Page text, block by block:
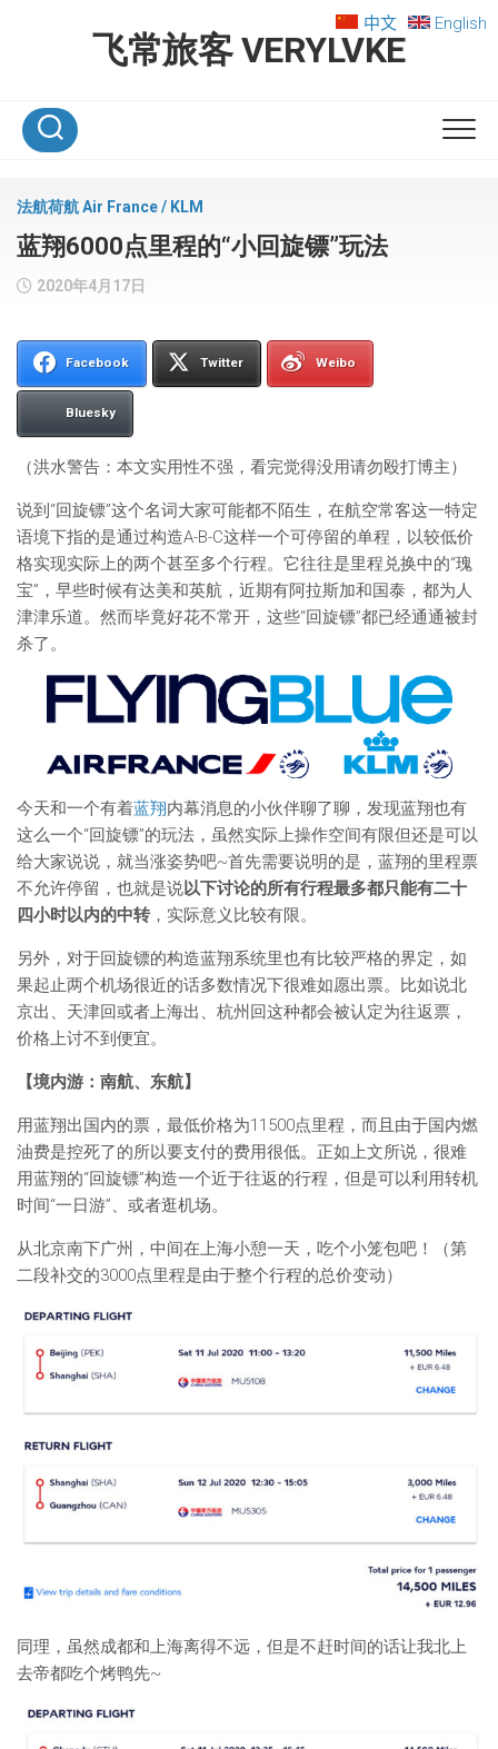
飞常旅客 VERYLVKE
中文 English
法航荷航 Air France / KLM
蓝翔6000点里程的“小回旋镖”玩法
2020年4月17日
Facebook Twitter Weibo
Bluesky
（洪水警告：本文实用性不强，看完觉得没用请勿殴打博主）
说到“回旋镖”这个名词大家可能都不陌生，在航空常客这一特定
语境下指的是通过构造A-B-C这样一个可停留的单程，以较低价
格实现实际上的两个甚至多个行程。它往往是里程兑换中的“瑰
宝”，早些时候有达美和英航，近期有阿拉斯加和国泰，都为人
津津乐道。然而毕竟好花不常开，这些“回旋镖”都已经通通被封
杀了。
今天和一个有着蓝翔内幕消息的小伙伴聊了聊，发现蓝翔也有
这么一个“回旋镖”的玩法，虽然实际上操作空间有限但还是可以
给大家说说，就当涨姿势吧~首先需要说明的是，蓝翔的里程票
不允许停留，也就是说以下讨论的所有行程最多都只能有二十
四小时以内的中转，实际意义比较有限。
另外，对于回旋镖的构造蓝翔系统里也有比较严格的界定，如
果起止两个机场很近的话多数情况下很难如愿出票。比如说北
京出、天津回或者上海出、杭州回这种都会被认定为往返票，
价格上讨不到便宜。
【境内游：南航、东航】
用蓝翔出国内的票，最低价格为11500点里程，而且由于国内燃
油费是控死了的所以要支付的费用很低。正如上文所说，很难
用蓝翔的“回旋镖”构造一个近于往返的行程，但是可以利用转机
时间“一日游”、或者逛机场。
从北京南下广州，中间在上海小憩一天，吃个小笼包吧！（第
二段补交的3000点里程是由于整个行程的总价变动）
同理，虽然成都和上海离得不远，但是不赶时间的话让我北上
去帝都吃个烤鸭先~